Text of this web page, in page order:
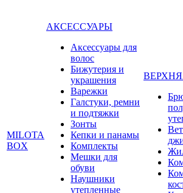
MILOTA
BOX
АКСЕССУАРЫ
Аксессуары для
волос
Бижутерия и
украшения
Варежки
Галстуки, ремни
и подтяжки
Зонты
Кепки и панамы
Комплекты
Мешки для
обуви
Наушники
утепленные